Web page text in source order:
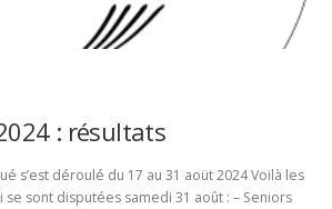
: résultats
s’est déroulé du 17 au 31 aoüt 2024 Voilà les
sont disputées samedi 31 août : – Seniors